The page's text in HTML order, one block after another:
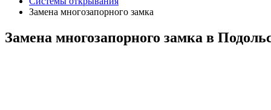
Замена многозапорного замка
Замена многозапорного замка в